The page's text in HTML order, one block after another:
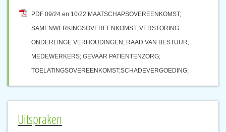
Uitspraken
PDF 09/24 en 10/22 MAATSCHAPSOVEREENKOMST;
SAMENWERKINGSOVEREENKOMST; VERSTORING
ONDERLINGE VERHOUDINGEN; RAAD VAN BESTUUR;
MEDEWERKERS; GEVAAR PATIËNTENZORG;
TOELATINGSOVEREENKOMST;SCHADEVERGOEDING;